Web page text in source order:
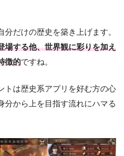
だけの歴史を築き上げます。
場する他、世界観に彩りを加え
徴的ですね。
トは歴史系アプリを好む方の心
分から上を目指す流れにハマる